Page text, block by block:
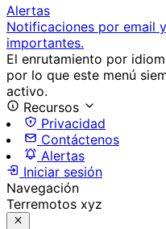
Alertas
Notificaciones por email
importantes.
El enrutamiento por
por lo que este menú
activo.
Recursos
Privacidad
Contáctenos
Alertas
Iniciar sesión
Navegación
Terremotos xyz